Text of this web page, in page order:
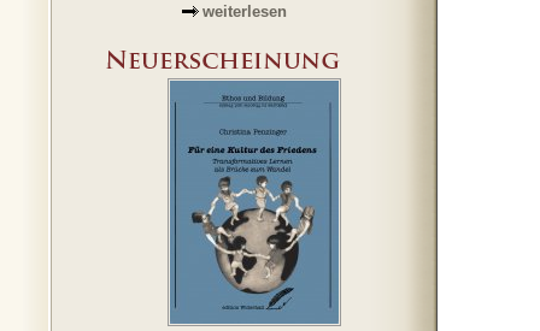
weiterlesen